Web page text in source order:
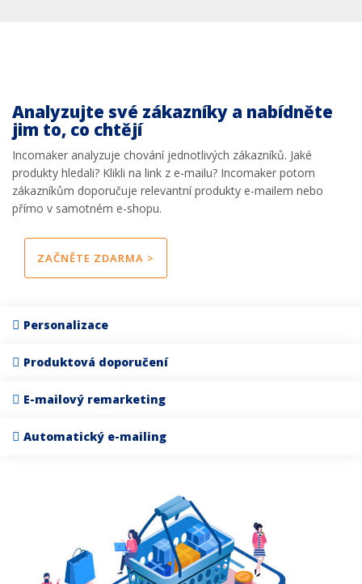
Analyzujte své zákazníky a nabídněte
jim to, co chtějí
Incomaker analyzuje chování jednotlivých zákazníků. Jaké
produkty hledali? Klikli na link z e-mailu? Incomaker potom
zákazníkům doporučuje relevantní produkty e-mailem nebo
přímo v samotném e-shopu.
ZAČNĚTE ZDARMA >
Personalizace
Produktová doporučení
E-mailový remarketing
Automatický e-mailing